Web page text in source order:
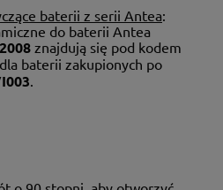
baterii z serii Antea:
do baterii Antea
znajdują się pod kodem
dla baterii zakupionych po